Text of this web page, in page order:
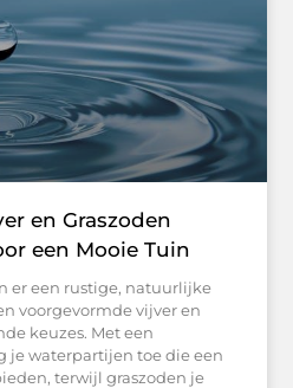
en Graszoden
een Mooie Tuin
er een rustige, natuurlijke
voorgevormde vijver en
keuzes. Met een
je waterpartijen toe die een
terwijl graszoden je